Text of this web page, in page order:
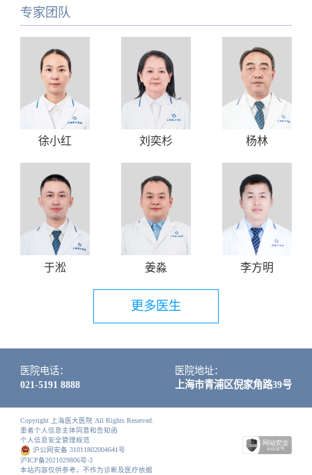
专家团队
徐小红 刘奕杉 杨林
于淞 姜淼 李方明
更多医生
医院电话：
021-5191 8888
医院地址：
上海市青浦区倪家角路39号
Copyright 上海医大医院 All Rights Reserved.
患者个人信息主体同意和告知函
个人信息安全管理规范
沪公网安备 31011802004641号
沪ICP备2021029806号-3
本站内容仅供参考，不作为诊断及医疗依据